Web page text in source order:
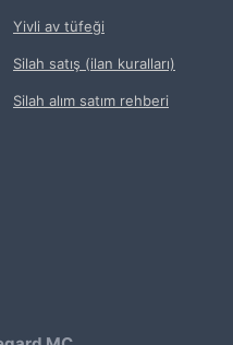
Yivli av tüfeği
Silah satış (ilan kuralları)
Silah alım satım rehberi